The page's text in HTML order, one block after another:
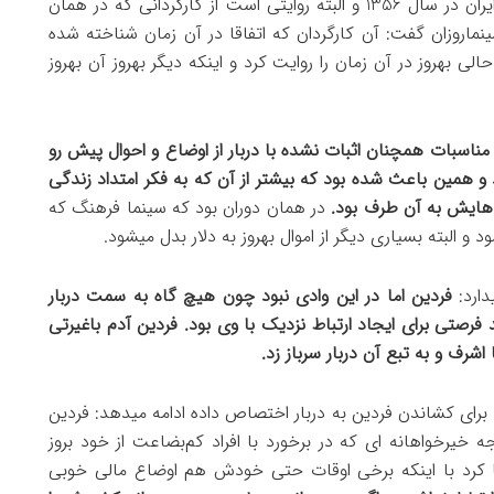
گفت: آن کارگردان که اتفاقا در آن زمان شناخته شده
در آن زمان را روایت کرد و اینکه دیگر بهروز آن بهروز
مناسبات همچنان اثبات نشده با دربار از اوضاع و احوال پیش رو
و همین باعث شده بود که بیشتر از آن که به فکر امتداد زندگی
به آن طرف بود. در همان دوران بود که سینما فرهنگ که
البته بسیاری دیگر از اموال بهروز به دلار بدل میشود.
فردین اما در این وادی نبود چون هیچ گاه به سمت دربار
برای ایجاد ارتباط نزدیک با وی بود. فردین آدم باغیرتی
و به تبع آن دربار سرباز زد.
کشاندن فردین به دربار اختصاص داده ادامه میدهد: فردین
خیرخواهانه ای که در برخورد با افراد کم‌بضاعت از خود بروز
کرد با اینکه برخی اوقات حتی خودش هم اوضاع مالی خوبی